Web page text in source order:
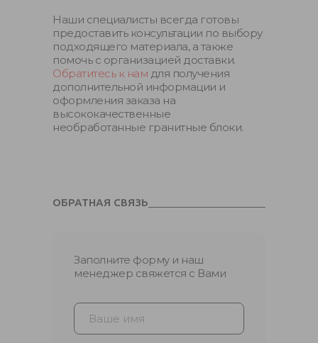
Наши специалисты всегда готовы
предоставить консультации по выбору
подходящего материала, а также
помочь с организацией доставки.
Обратитесь к нам для получения
дополнительной информации и
оформления заказа на
высококачественные
необработанные гранитные блоки.
ОБРАТНАЯ СВЯЗЬ
Заполните форму и наш
менеджер свяжется с Вами